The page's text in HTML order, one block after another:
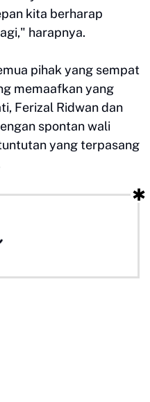
kita berharap
harapnya.
pihak yang sempat
memaafkan yang
Ferizal Ridwan dan
spontan wali
yang terpasang